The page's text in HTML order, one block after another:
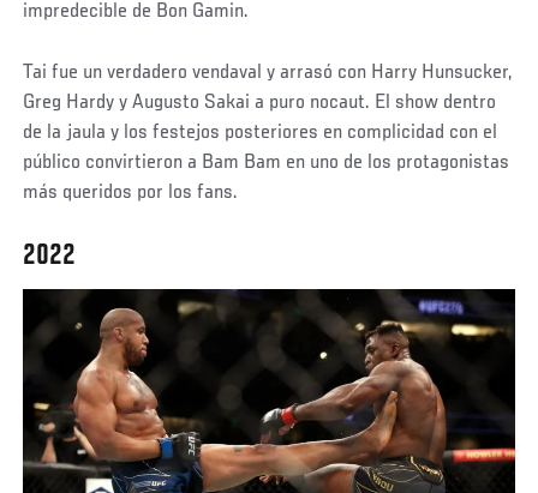
impredecible de Bon Gamin.
Tai fue un verdadero vendaval y arrasó con Harry Hunsucker,
Greg Hardy y Augusto Sakai a puro nocaut. El show dentro
de la jaula y los festejos posteriores en complicidad con el
público convirtieron a Bam Bam en uno de los protagonistas
más queridos por los fans.
2022